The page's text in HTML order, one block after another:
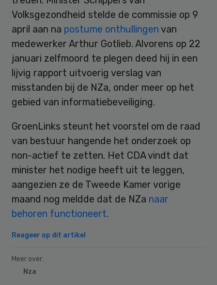
Volksgezondheid stelde de commissie op 9
april aan na postume onthullingen van
medewerker Arthur Gotlieb. Alvorens op 22
januari zelfmoord te plegen deed hij in een
lijvig rapport uitvoerig verslag van
misstanden bij de NZa, onder meer op het
gebied van informatiebeveiliging.
GroenLinks steunt het voorstel om de raad
van bestuur hangende het onderzoek op
non-actief te zetten. Het CDA vindt dat
minister het nodige heeft uit te leggen,
aangezien ze de Tweede Kamer vorige
maand nog meldde dat de NZa naar
behoren functioneert.
Reageer op dit artikel
Meer over:
Nza